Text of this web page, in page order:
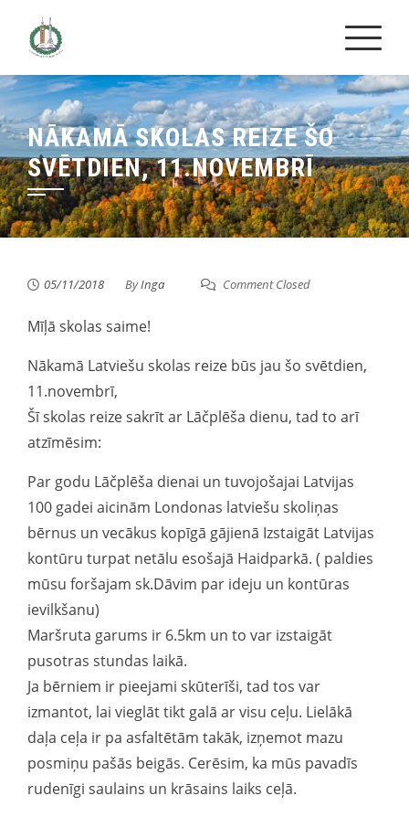
content
NĀKAMĀ SKOLAS REIZE ŠO
SVĒTDIEN, 11.NOVEMBRĪ
05/11/2018 ByInga Comment Closed
Mīļā skolas saime!
Nākamā Latviešu skolas reize būs jau šo svētdien,
11.novembrī,
Šī skolas reize sakrīt ar Lāčplēša dienu, tad to arī
atzīmēsim:
Par godu Lāčplēša dienai un tuvojošajai Latvijas
100 gadei aicinām Londonas latviešu skoliņas
bērnus un vecākus kopīgā gājienā Izstaigāt Latvijas
kontūru turpat netālu esošajā Haidparkā. ( paldies
mūsu foršajam sk.Dāvim par ideju un kontūras
ievilkšanu)
Maršruta garums ir 6.5km un to var izstaigāt
pusotras stundas laikā.
Ja bērniem ir pieejami skūterīši, tad tos var
izmantot, lai vieglāt tikt galā ar visu ceļu. Lielākā
daļa ceļa ir pa asfaltētām takāk, izņemot mazu
posmiņu pašās beigās. Cerēsim, ka mūs pavadīs
rudenīgi saulains un krāsains laiks ceļā.